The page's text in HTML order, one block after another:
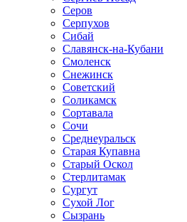
Серов
Серпухов
Сибай
Славянск-на-Кубани
Смоленск
Снежинск
Советский
Соликамск
Сортавала
Сочи
Среднеуральск
Старая Купавна
Старый Оскол
Стерлитамак
Сургут
Сухой Лог
Сызрань